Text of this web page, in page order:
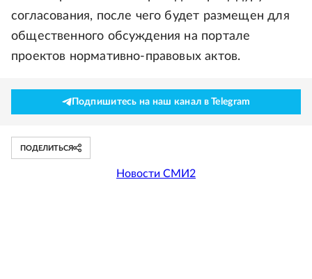
согласования, после чего будет размещен для
общественного обсуждения на портале
проектов нормативно-правовых актов.
Подпишитесь на наш канал в Telegram
ПОДЕЛИТЬСЯ
Новости СМИ2